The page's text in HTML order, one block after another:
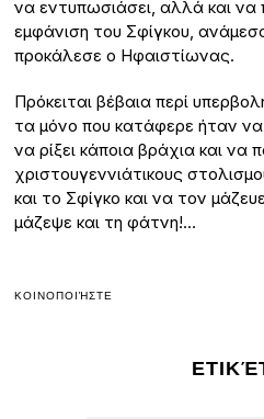
να εντυπωσιάσει, αλλά και να
εμφάνιση του Σφίγκου,
προκάλεσε ο Ηφαιστίωνας.
Πρόκειται βέβαια περί
τα μόνο που κατάφερε ήταν να
να ρίξει κάποια βράχια και να
χριστουγεννιάτικους
και το Σφίγκο και να τον
μάζεψε και τη φάτνη!…
ΚΟΙΝΟΠΟΙΉΣΤΕ